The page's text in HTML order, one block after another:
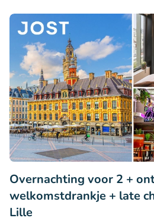
Overnachting voor 2 +
welkomstdrankje + late
Lille